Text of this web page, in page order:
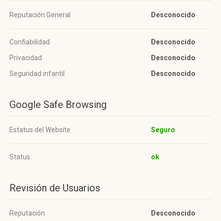
Reputación General Desconocido
Confiabilidad
Desconocido
Privacidad
Desconocido
Seguridad infantil
Desconocido
Google Safe Browsing
Estatus del Website Seguro
Status ok
Revisión de Usuarios
Reputación Desconocido